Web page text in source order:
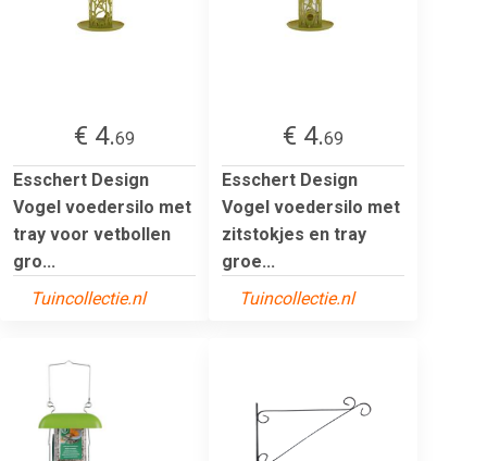
€ 4.69
Esschert Design
Vogel voedersilo met
tray voor vetbollen
gro...
Tuincollectie.nl
€ 4.69
Esschert Design
Vogel voedersilo met
zitstokjes en tray
groe...
Tuincollectie.nl